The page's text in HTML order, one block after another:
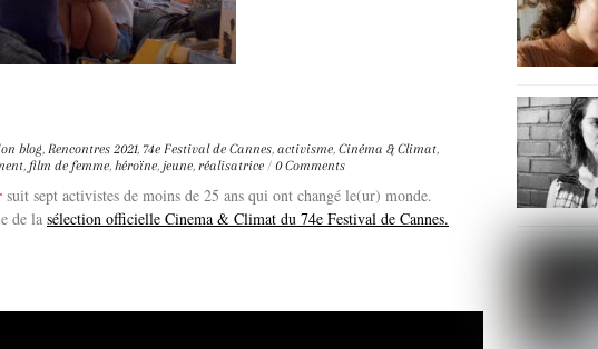
blog, Rencontres 2021, 74e Festival de Cannes, activisme, Cinéma & Climat,
, film de femme, héroïne, jeune, réalisatrice / 0 Comments
suit sept activistes de moins de 25 ans qui ont changé le(ur) monde.
de la sélection officielle Cinema & Climat du 74e Festival de Cannes.